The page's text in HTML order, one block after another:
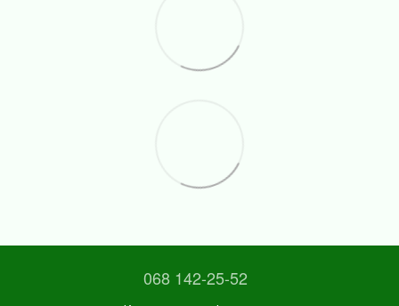
068 142-25-52